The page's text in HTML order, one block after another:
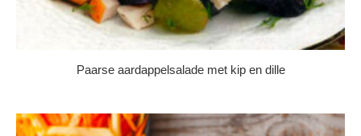
Paarse aardappelsalade met kip en dille